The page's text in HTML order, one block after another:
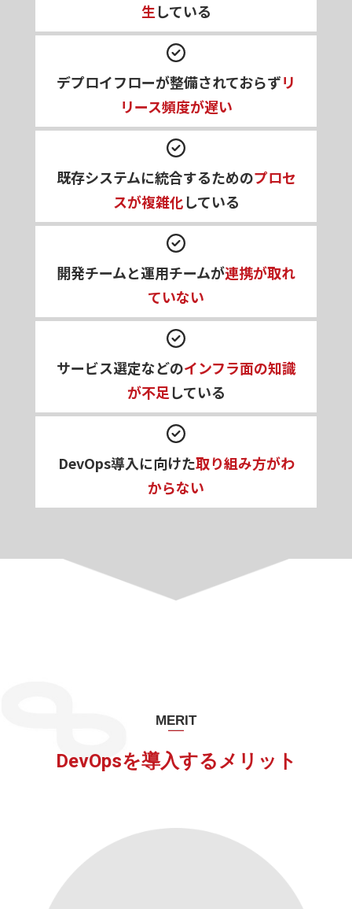
生している
デプロイフローが整備されておらずリ
リース頻度が遅い
既存システムに統合するためのプロセ
スが複雑化している
開発チームと運用チームが連携が取れ
ていない
サービス選定などのインフラ面の知識
が不足している
DevOps導入に向けた取り組み方がわ
からない
MERIT
DevOpsを導入するメリット